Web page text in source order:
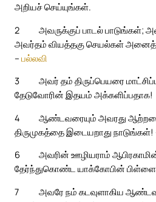
அறியச் செய்யுங்கள்.
2
அவருக்குப் பாடல் பாடுங்கள்;
அவர்தம் வியத்தகு செயல்கள்
– பல்லவி
3
அவர் தம் திருப்பெயரை
தேடுவோரின் இதயம் அக்களிப்பதாக!
4
ஆண்டவரையும் அவரது
திருமுகத்தை இடையறாது நாடுங்கள்!
6
அவரின் ஊழியராம்
தேர்ந்துகொண்ட யாக்கோபின்
7
அவரே நம் கடவுளாகிய